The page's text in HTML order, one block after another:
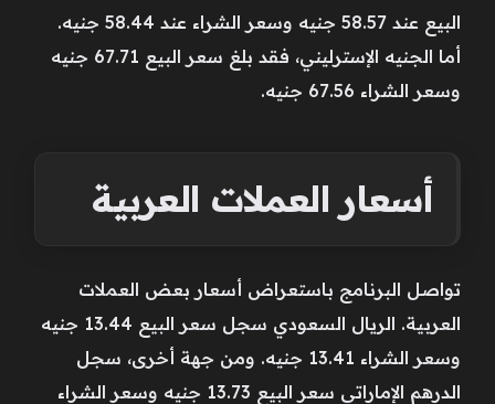
البيع عند 58.57 جنيه وسعر الشراء عند 58.44 جنيه.
أما الجنيه الإسترليني، فقد بلغ سعر البيع 67.71 جنيه
وسعر الشراء 67.56 جنيه.
أسعار العملات العربية
تواصل البرنامج باستعراض أسعار بعض العملات
العربية. الريال السعودي سجل سعر البيع 13.44 جنيه
وسعر الشراء 13.41 جنيه. ومن جهة أخرى، سجل
الدرهم الإماراتي سعر البيع 13.73 جنيه وسعر الشراء